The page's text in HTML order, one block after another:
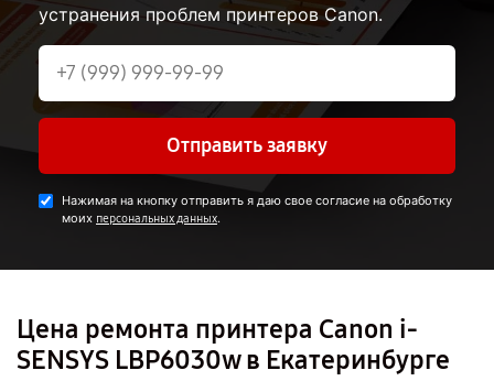
устранения проблем принтеров Canon.
Отправить заявку
Нажимая на кнопку отправить я даю свое согласие на обработку
моих персональных данных.
Цена ремонта принтера Canon i-
SENSYS LBP6030w в Екатеринбурге